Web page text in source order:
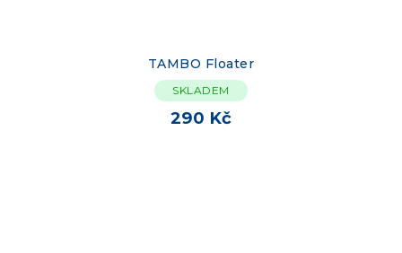
TAMBO Floater
SKLADEM
290 Kč